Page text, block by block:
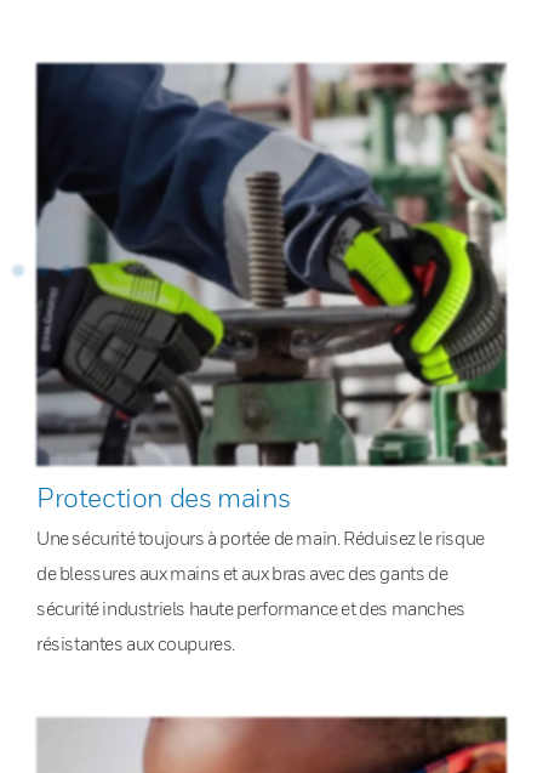
Protection des mains
Une sécurité toujours à portée de main. Réduisez le risque
de blessures aux mains et aux bras avec des gants de
sécurité industriels haute performance et des manches
résistantes aux coupures.